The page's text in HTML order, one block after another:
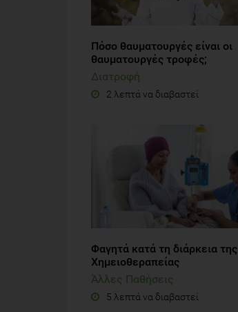
Πόσο θαυματουργές είναι οι
θαυματουργές τροφές;
Διατροφή
2 λεπτά να διαβαστεί
Φαγητά κατά τη διάρκεια της
Χημειοθεραπείας
Άλλες Παθήσεις
5 λεπτά να διαβαστεί